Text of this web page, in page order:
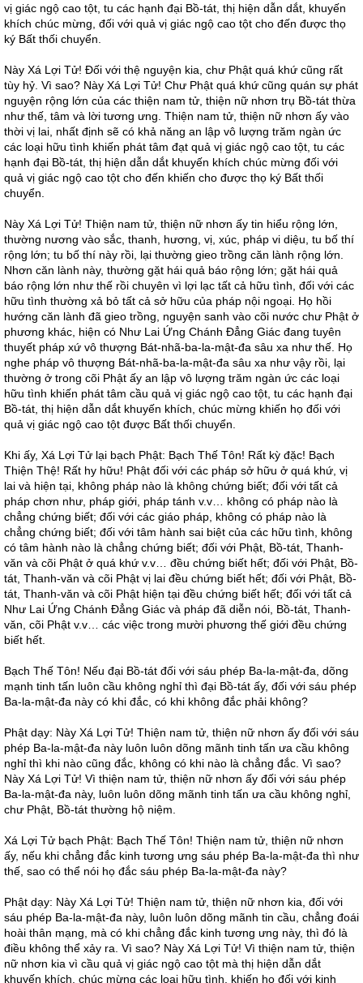
vị giác ngộ cao tột, tu các hạnh đại Bồ-tát, thị hiện dẫn dắt, khuyến
khích chúc mừng, đối với quả vị giác ngộ cao tột cho đến được thọ
ký Bất thối chuyển.
Này Xá Lợi Tử! Đối với thệ nguyện kia, chư Phật quá khứ cũng rất
tùy hỷ. Vì sao? Này Xá Lợi Tử! Chư Phật quá khứ cũng quán sự phát
nguyện rộng lớn của các thiện nam tử, thiện nữ nhơn trụ Bồ-tát thừa
như thế, tâm và lời tương ưng. Thiện nam tử, thiện nữ nhơn ấy vào
thời vị lai, nhất định sẽ có khả năng an lập vô lượng trăm ngàn ức
các loại hữu tình khiến phát tâm đạt quả vị giác ngộ cao tột, tu các
hạnh đại Bồ-tát, thị hiện dẫn dắt khuyến khích chúc mừng đối với
quả vị giác ngộ cao tột cho đến khiến cho được thọ ký Bất thối
chuyển.
Này Xá Lợi Tử! Thiện nam tử, thiện nữ nhơn ấy tin hiểu rộng lớn,
thường nương vào sắc, thanh, hương, vị, xúc, pháp vi diệu, tu bố thí
rộng lớn; tu bố thí này rồi, lại thường gieo trồng căn lành rộng lớn.
Nhơn căn lành này, thường gặt hái quả báo rộng lớn; gặt hái quả
báo rộng lớn như thế rồi chuyên vì lợi lạc tất cả hữu tình, đối với các
hữu tình thường xả bỏ tất cả sở hữu của pháp nội ngoại. Họ hồi
hướng căn lành đã gieo trồng, nguyện sanh vào cõi nước chư Phật ở
phương khác, hiện có Như Lai Ứng Chánh Đẳng Giác đang tuyên
thuyết pháp xứ vô thượng Bát-nhã-ba-la-mật-đa sâu xa như thế. Họ
nghe pháp vô thượng Bát-nhã-ba-la-mật-đa sâu xa như vậy rồi, lại
thường ở trong cõi Phật ấy an lập vô lượng trăm ngàn ức các loại
hữu tình khiến phát tâm cầu quả vị giác ngộ cao tột, tu các hạnh đại
Bồ-tát, thị hiện dẫn dắt khuyến khích, chúc mừng khiến họ đối với
quả vị giác ngộ cao tột được Bất thối chuyển.
Khi ấy, Xá Lợi Tử lại bạch Phật: Bạch Thế Tôn! Rất kỳ đặc! Bạch
Thiện Thệ! Rất hy hữu! Phật đối với các pháp sở hữu ở quá khứ, vị
lai và hiện tại, không pháp nào là không chứng biết; đối với tất cả
pháp chơn như, pháp giới, pháp tánh v.v… không có pháp nào là
chẳng chứng biết; đối với các giáo pháp, không có pháp nào là
chẳng chứng biết; đối với tâm hành sai biệt của các hữu tình, không
có tâm hành nào là chẳng chứng biết; đối với Phật, Bồ-tát, Thanh-
văn và cõi Phật ở quá khứ v.v… đều chứng biết hết; đối với Phật, Bồ-
tát, Thanh-văn và cõi Phật vị lai đều chứng biết hết; đối với Phật, Bồ-
tát, Thanh-văn và cõi Phật hiện tại đều chứng biết hết; đối với tất cả
Như Lai Ứng Chánh Đẳng Giác và pháp đã diễn nói, Bồ-tát, Thanh-
văn, cõi Phật v.v… các việc trong mười phương thế giới đều chứng
biết hết.
Bạch Thế Tôn! Nếu đại Bồ-tát đối với sáu phép Ba-la-mật-đa, dõng
mạnh tinh tấn luôn cầu không nghỉ thì đại Bồ-tát ấy, đối với sáu phép
Ba-la-mật-đa này có khi đắc, có khi không đắc phải không?
Phật dạy: Này Xá Lợi Tử! Thiện nam tử, thiện nữ nhơn ấy đối với sáu
phép Ba-la-mật-đa này luôn luôn dõng mãnh tinh tấn ưa cầu không
nghỉ thì khi nào cũng đắc, không có khi nào là chẳng đắc. Vì sao?
Này Xá Lợi Tử! Vì thiện nam tử, thiện nữ nhơn ấy đối với sáu phép
Ba-la-mật-đa này, luôn luôn dõng mãnh tinh tấn ưa cầu không nghỉ,
chư Phật, Bồ-tát thường hộ niệm.
Xá Lợi Tử bạch Phật: Bạch Thế Tôn! Thiện nam tử, thiện nữ nhơn
ấy, nếu khi chẳng đắc kinh tương ưng sáu phép Ba-la-mật-đa thì như
thế, sao có thể nói họ đắc sáu phép Ba-la-mật-đa này?
Phật dạy: Này Xá Lợi Tử! Thiện nam tử, thiện nữ nhơn kia, đối với
sáu phép Ba-la-mật-đa này, luôn luôn dõng mãnh tin cầu, chẳng đoái
hoài thân mạng, mà có khi chẳng đắc kinh tương ưng này, thì đó là
điều không thể xảy ra. Vì sao? Này Xá Lợi Tử! Vì thiện nam tử, thiện
nữ nhơn kia vì cầu quả vị giác ngộ cao tột mà thị hiện dẫn dắt
khuyến khích, chúc mừng các loại hữu tình, khiến họ đối với kinh